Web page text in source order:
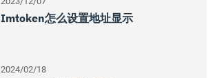
Imtoken怎么设置地址显示
2024/02/18